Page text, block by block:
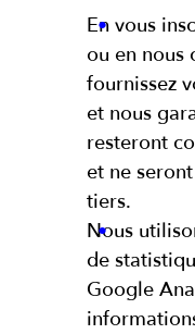
En vous
ou en nous
fournissez
et nous
resteront
et ne
tiers.
Nous
de
Google